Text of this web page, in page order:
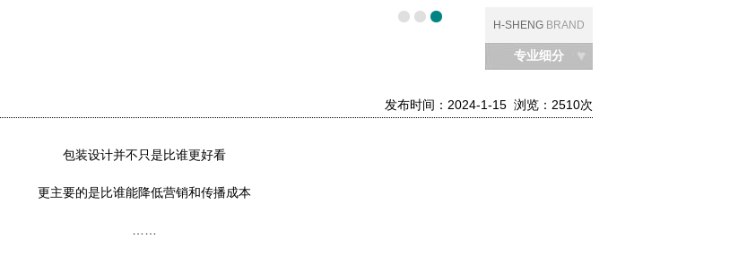
H-SHENG BRAND
专业细分
发布时间：2024-1-15 浏览：2510次
包装设计并不只是比谁更好看
更主要的是比谁能降低营销和传播成本